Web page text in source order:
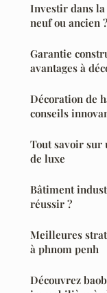
Investir dans
neuf ou ancien ?
Garantie
avantages à
Décoration de
conseils
Tout savoir sur
de luxe
Bâtiment
réussir ?
Meilleures
à phnom penh
Découvrez